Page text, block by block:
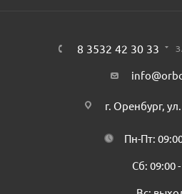
8 3532 42 30 33
г. Оренбург,
Пн-Пт:
Сб: 09:00